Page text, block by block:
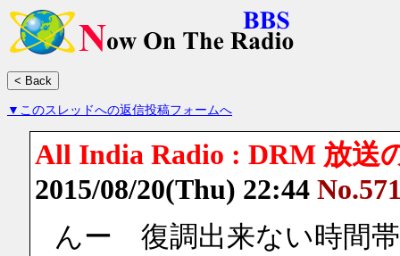
▼このスレッドへの返信投稿フォームへ
All India Radio : DRM 放送
2015/08/20(Thu) 22:44
んー　復調出来ない時間